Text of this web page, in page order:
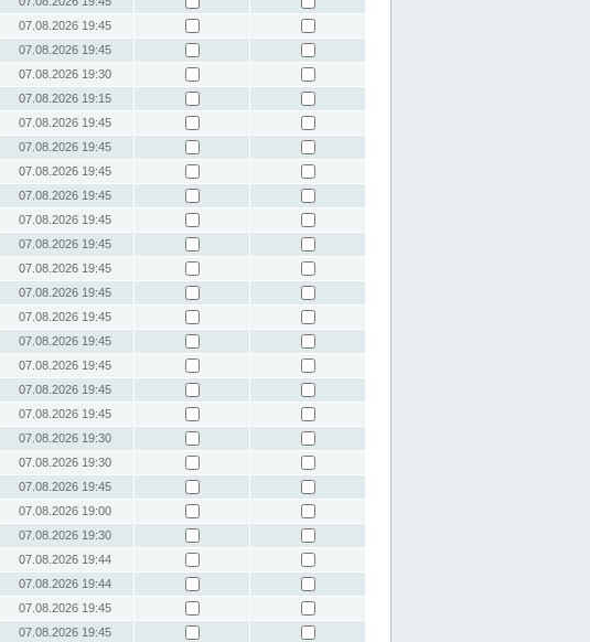
07.08.2026 19:45
07.08.2026 19:45
07.08.2026 19:30
07.08.2026 19:15
07.08.2026 19:45
07.08.2026 19:45
07.08.2026 19:45
07.08.2026 19:45
07.08.2026 19:45
07.08.2026 19:45
07.08.2026 19:45
07.08.2026 19:45
07.08.2026 19:45
07.08.2026 19:45
07.08.2026 19:45
07.08.2026 19:45
07.08.2026 19:45
07.08.2026 19:30
07.08.2026 19:30
07.08.2026 19:45
07.08.2026 19:00
07.08.2026 19:30
07.08.2026 19:44
07.08.2026 19:44
07.08.2026 19:45
07.08.2026 19:45